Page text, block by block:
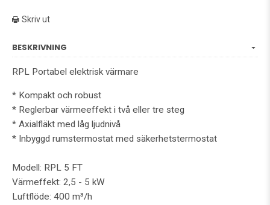
Skriv ut
BESKRIVNING
RPL Portabel elektrisk värmare
* Kompakt och robust
* Reglerbar värmeeffekt i två eller tre steg
* Axialfläkt med låg ljudnivå
* Inbyggd rumstermostat med säkerhetstermostat
Modell: RPL 5 FT
Värmeffekt: 2,5 - 5 kW
Luftflöde: 400 m³/h